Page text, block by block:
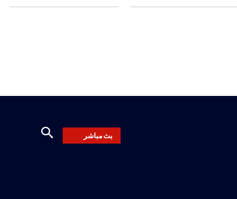
بث مباشر